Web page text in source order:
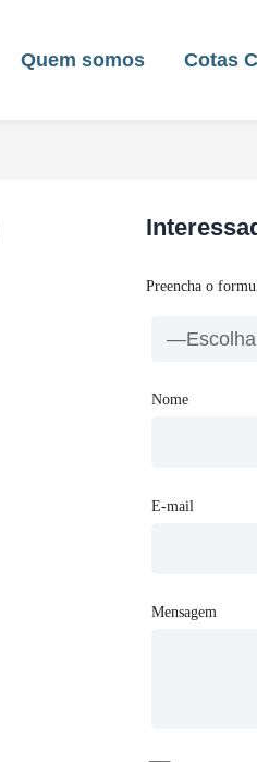
Quem somos Cotas
Preencha o
Nome
E-mail
Mensagem